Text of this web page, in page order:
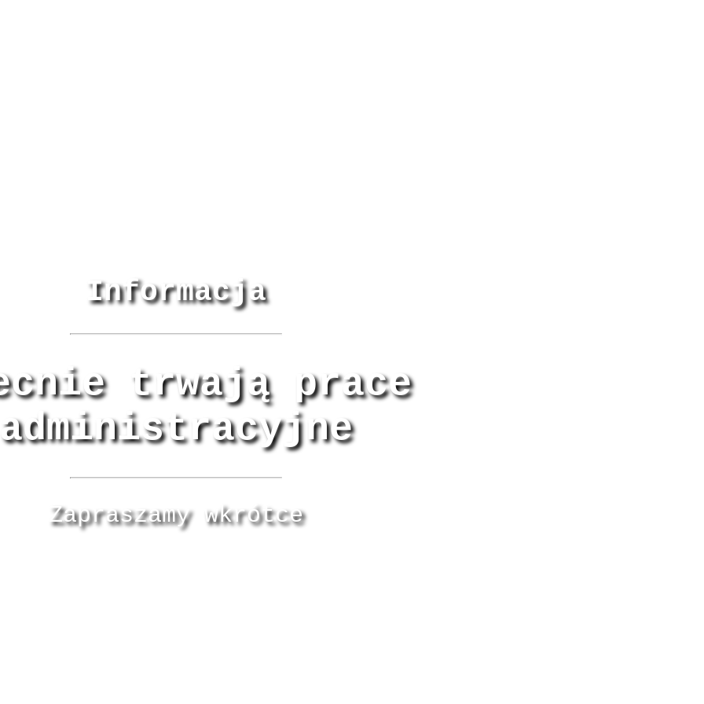
Informacja
trwają prace
administracyjne
Zapraszamy wkrótce